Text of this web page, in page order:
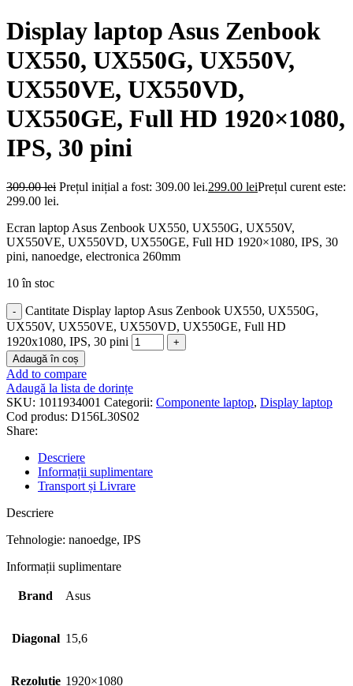
Display laptop Asus Zenbook
UX550, UX550G, UX550V,
UX550VE, UX550VD,
UX550GE, Full HD 1920×1080,
IPS, 30 pini
309.00lei Prețul inițial a fost: 309.00 lei.299.00 leiPrețul curent este:
299.00 lei.
Ecran laptop Asus Zenbook UX550, UX550G, UX550V,
UX550VE, UX550VD, UX550GE, Full HD 1920×1080, IPS, 30
pini, nanoedge, electronica 260mm
10 în stoc
Cantitate Display laptop Asus Zenbook UX550, UX550G,
UX550V, UX550VE, UX550VD, UX550GE, Full HD
1920x1080, IPS, 30 pini
Adaugă în coș
Add to compare
Adaugă la lista de dorințe
SKU: 1011934001 Categorii: Componente laptop, Display laptop
Cod produs: D156L30S02
Share:
Descriere
Informații suplimentare
Transport și Livrare
Descriere
Tehnologie: nanoedge, IPS
Informații suplimentare
Brand Asus
Diagonal 15,6
Rezolutie 1920×1080